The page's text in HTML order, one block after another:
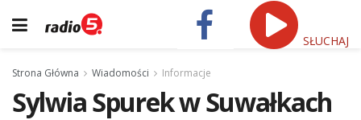
SŁUCHAJ
Strona Główna Wiadomości Informacje
Sylwia Spurek w Suwałkach